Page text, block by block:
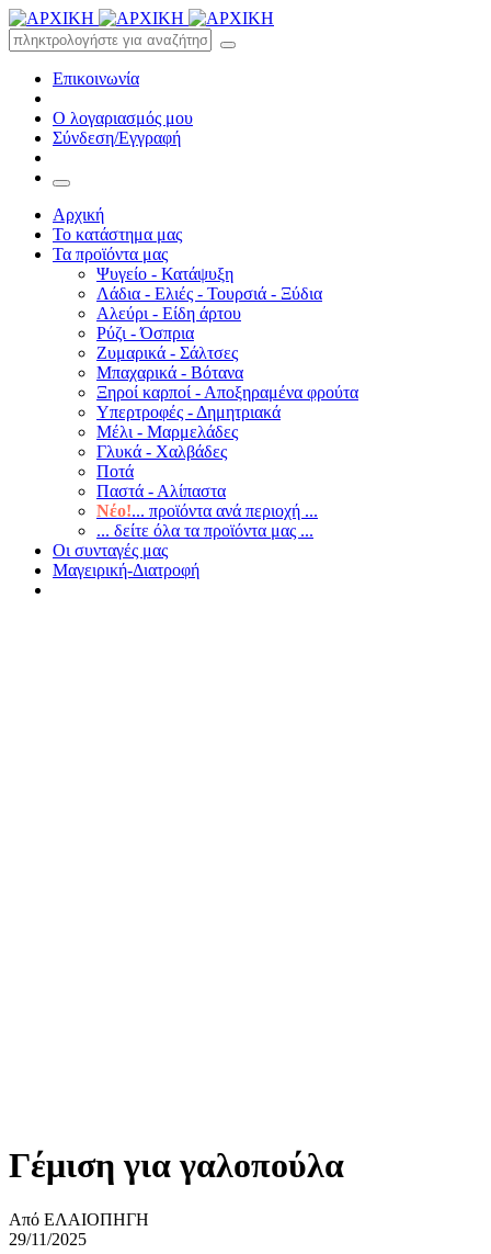
Επικοινωνία
Ο λογαριασμός μου
Σύνδεση/Εγγραφή
Αρχική
Το κατάστημα μας
Τα προϊόντα μας
Ψυγείο - Κατάψυξη
Λάδια - Ελιές - Τουρσιά - Ξύδια
Αλεύρι - Είδη άρτου
Ρύζι - Όσπρια
Ζυμαρικά - Σάλτσες
Μπαχαρικά - Βότανα
Ξηροί καρποί - Αποξηραμένα φρούτα
Υπερτροφές - Δημητριακά
Μέλι - Μαρμελάδες
Γλυκά - Χαλβάδες
Ποτά
Παστά - Αλίπαστα
Νέο!... προϊόντα ανά περιοχή ...
... δείτε όλα τα προϊόντα μας ...
Οι συνταγές μας
Μαγειρική-Διατροφή
Γέμιση για γαλοπούλα
Από ΕΛΑΙΟΠΗΓΗ
29/11/2025